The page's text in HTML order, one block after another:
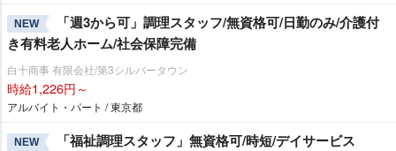
NEW
「週3から可」調理スタッフ/無資格可/日勤のみ/介護付
き有料老人ホーム/社会保障完備
白十商事 有限会社/第3シルバータウン
時給1,226円～
アルバイト・パート / 東京都
NEW 「福祉調理スタッフ」無資格可/時短/デイサービス